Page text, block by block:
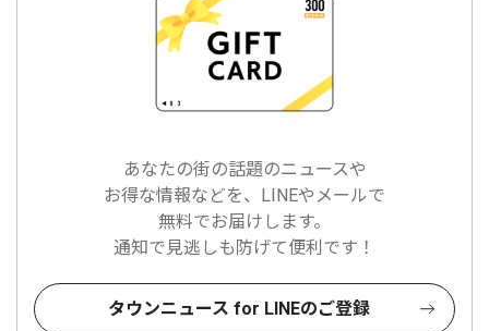
あなたの街の話題のニュースや
お得な情報などを、LINEやメールで
無料でお届けします。
通知で見逃しも防げて便利です！
タウンニュース for LINEのご登録